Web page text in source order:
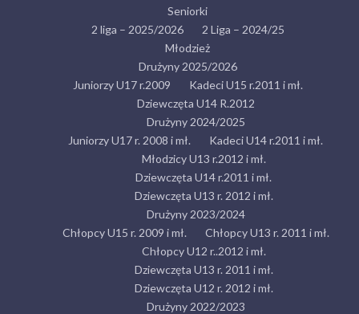
Seniorki
2 liga – 2025/2026
2 Liga – 2024/25
Młodzież
Drużyny 2025/2026
Juniorzy U17 r.2009
Kadeci U15 r.2011 i mł.
Dziewczęta U14 R.2012
Drużyny 2024/2025
Juniorzy U17 r. 2008 i mł.
Kadeci U14 r.2011 i mł.
Młodzicy U13 r.2012 i mł.
Dziewczęta U14 r.2011 i mł.
Dziewczęta U13 r. 2012 i mł.
Drużyny 2023/2024
Chłopcy U15 r. 2009 i mł.
Chłopcy U13 r. 2011 i mł.
Chłopcy U12 r..2012 i mł.
Dziewczęta U13 r. 2011 i mł.
Dziewczęta U12 r. 2012 i mł.
Drużyny 2022/2023